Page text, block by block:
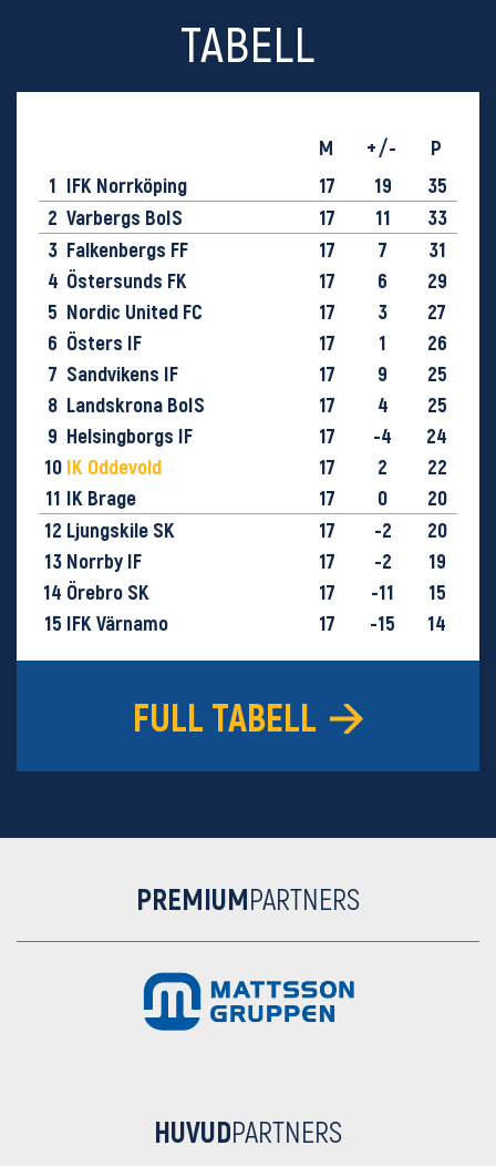
TABELL
M +/-
P
1 IFK Norrköping 17 19
35
2 Varbergs BoIS 17 11
33
3 Falkenbergs FF 17 7
31
4 Östersunds FK 17 6
29
5 Nordic United FC 17 3
27
6 Östers IF 17 1
26
7 Sandvikens IF 17 9
25
8 Landskrona BoIS 17 4
25
9 Helsingborgs IF 17 -4
24
10 IK Oddevold 17 2
22
11 IK Brage 17 0
20
12 Ljungskile SK 17 -2
20
13 Norrby IF 17 -2
19
14 Örebro SK 17 -11
15
15 IFK Värnamo 17 -15
14
FULL TABELL
PREMIUMPARTNERS
HUVUDPARTNERS